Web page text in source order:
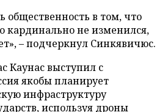
общественность в том, что
кардинально не изменился,
– подчеркнул Синкявичюс.
Каунас выступил с
якобы планирует
инфраструктуру
используя дроны